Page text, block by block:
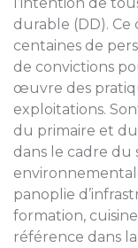
durable (DD).
centaines de
de convictions
œuvre des
exploitations.
du primaire et du
dans le cadre du
panoplie
formation,
référence dans